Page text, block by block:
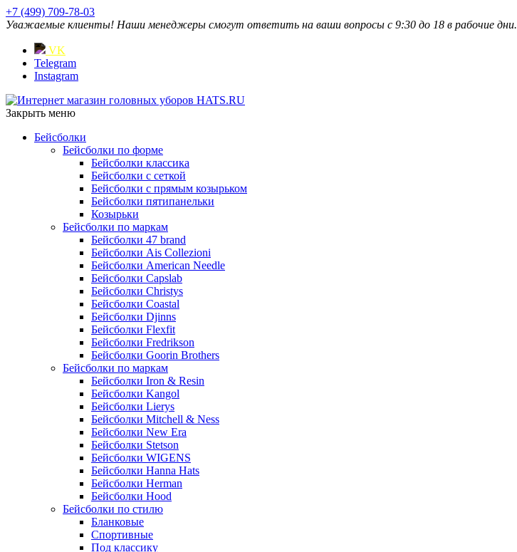
+7 (499) 709-78-03
Уважаемые клиенты! Наши менеджеры смогут ответить на ваши вопросы с 9:30 до 18 в рабочие дни.
VK
Telegram
Instagram
Закрыть меню
Бейсболки
Бейсболки по форме
Бейсболки классика
Бейсболки с сеткой
Бейсболки с прямым козырьком
Бейсболки пятипанельки
Козырьки
Бейсболки по маркам
Бейсболки 47 brand
Бейсболки Ais Collezioni
Бейсболки American Needle
Бейсболки Capslab
Бейсболки Christys
Бейсболки Coastal
Бейсболки Djinns
Бейсболки Flexfit
Бейсболки Fredrikson
Бейсболки Goorin Brothers
Бейсболки по маркам
Бейсболки Iron & Resin
Бейсболки Kangol
Бейсболки Lierys
Бейсболки Mitchell & Ness
Бейсболки New Era
Бейсболки Stetson
Бейсболки WIGENS
Бейсболки Hanna Hats
Бейсболки Herman
Бейсболки Hood
Бейсболки по стилю
Бланковые
Спортивные
Под классику